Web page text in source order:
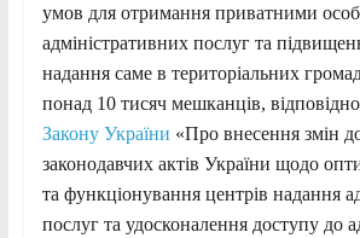
умов для отримання приватними
адміністративних послуг та
надання саме в територіальних
понад 10 тисяч мешканців,
Закону України «Про внесення змін
законодавчих актів України щодо
та функціонування центрів надання
послуг та удосконалення доступу до